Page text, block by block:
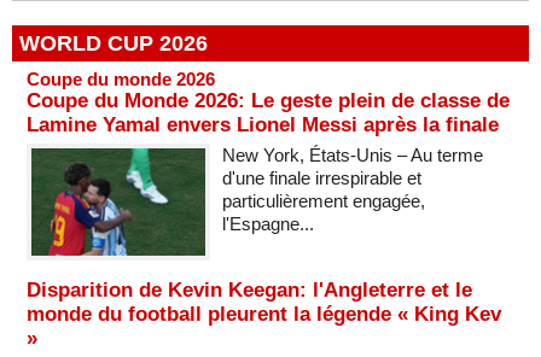
WORLD CUP 2026
Coupe du monde 2026
Coupe du Monde 2026: Le geste plein de classe de
Lamine Yamal envers Lionel Messi après la finale
New York, États-Unis – Au terme
d'une finale irrespirable et
particulièrement engagée,
l'Espagne...
Disparition de Kevin Keegan: l'Angleterre et le
monde du football pleurent la légende « King Kev
»